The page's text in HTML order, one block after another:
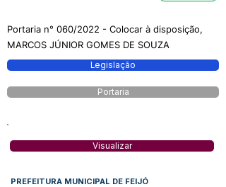
Portaria n° 060/2022 - Colocar à disposição,
MARCOS JÚNIOR GOMES DE SOUZA
Legislação
Portaria
Visualizar
PREFEITURA MUNICIPAL DE FEIJÓ